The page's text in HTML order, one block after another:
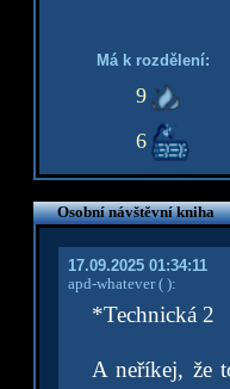
Má k rozdělení:
9
6
Osobní návštěvní kniha
17.09.2025 01:34:11
apd-whatever( ):
*Technická 2
A neříkej, že